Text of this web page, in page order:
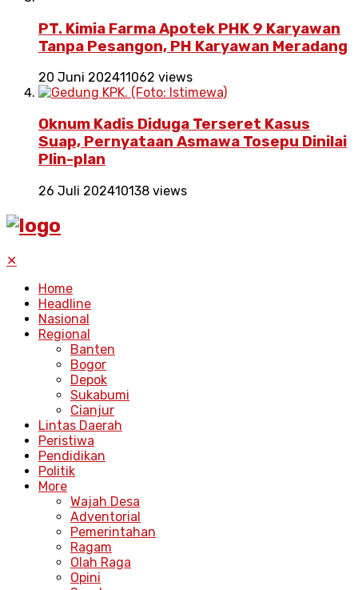
PT. Kimia Farma Apotek PHK 9 Karyawan
Tanpa Pesangon, PH Karyawan Meradang
20 Juni 202411062 views
Oknum Kadis Diduga Terseret Kasus
Suap, Pernyataan Asmawa Tosepu Dinilai
Plin-plan
26 Juli 202410138 views
✕
Home
Headline
Nasional
Regional
Banten
Bogor
Depok
Sukabumi
Cianjur
Lintas Daerah
Peristiwa
Pendidikan
Politik
More
Wajah Desa
Adventorial
Pemerintahan
Ragam
Olah Raga
Opini